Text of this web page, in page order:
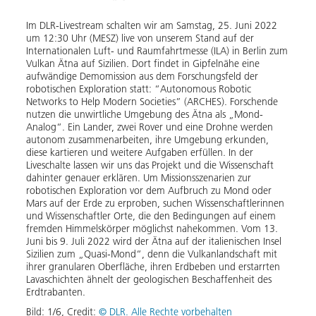
Im DLR-Livestream schalten wir am Samstag, 25. Juni 2022
um 12:30 Uhr (MESZ) live von unserem Stand auf der
Internationalen Luft- und Raumfahrtmesse (ILA) in Berlin zum
Vulkan Ätna auf Sizilien. Dort findet in Gipfelnähe eine
aufwändige Demomission aus dem Forschungsfeld der
robotischen Exploration statt: “Autonomous Robotic
Networks to Help Modern Societies” (ARCHES). Forschende
nutzen die unwirtliche Umgebung des Ätna als „Mond-
Analog“. Ein Lander, zwei Rover und eine Drohne werden
autonom zusammenarbeiten, ihre Umgebung erkunden,
diese kartieren und weitere Aufgaben erfüllen. In der
Liveschalte lassen wir uns das Projekt und die Wissenschaft
dahinter genauer erklären. Um Missionsszenarien zur
robotischen Exploration vor dem Aufbruch zu Mond oder
Mars auf der Erde zu erproben, suchen Wissenschaftlerinnen
und Wissenschaftler Orte, die den Bedingungen auf einem
fremden Himmelskörper möglichst nahekommen. Vom 13.
Juni bis 9. Juli 2022 wird der Ätna auf der italienischen Insel
Sizilien zum „Quasi-Mond“, denn die Vulkanlandschaft mit
ihrer granularen Oberfläche, ihren Erdbeben und erstarrten
Lavaschichten ähnelt der geologischen Beschaffenheit des
Erdtrabanten.
Bild: 1/6 Credit: © DLR. Alle Rechte vorbehalten